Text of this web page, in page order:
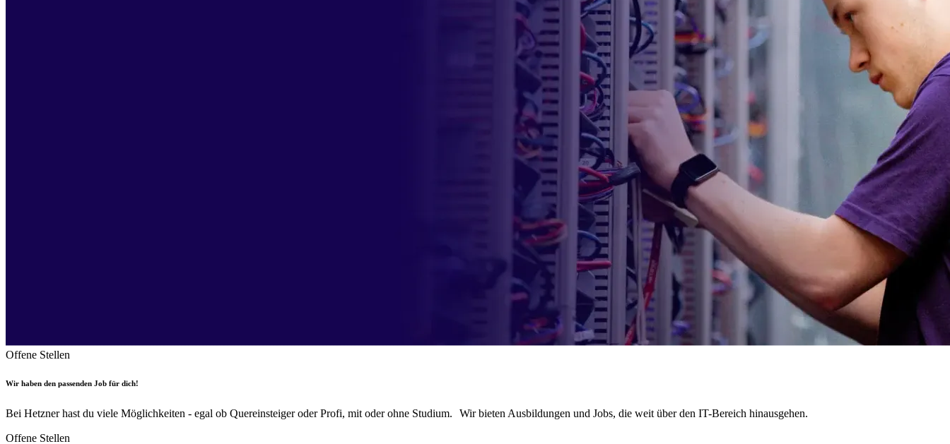
Offene Stellen
Wir haben den passenden Job für dich!
Bei Hetzner hast du viele Möglichkeiten - egal ob Quereinsteiger oder Profi, mit oder ohne Studium. Wir bieten Ausbildungen und Jobs, die weit über den IT-Bereich hinausgehen.
Offene Stellen